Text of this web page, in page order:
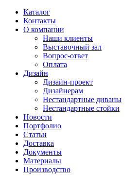
Каталог
Контакты
О компании
Наши клиенты
Выставочный зал
Вопрос-ответ
Оплата
Дизайн
Дизайн-проект
Дизайнерам
Нестандартные диваны
Нестандартные стойки
Новости
Портфолио
Статьи
Доставка
Документы
Материалы
Производство